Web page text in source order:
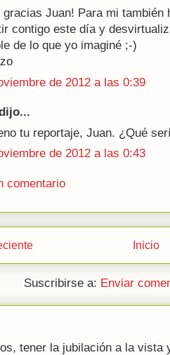
gracias Juan! Para mi también
contigo este día y
de lo que yo imaginé ;-)
de 2012 a las 0:39
tu reportaje, Juan. ¿Qué
de 2012 a las 0:43
comentario
Inicio
Suscribirse a: Enviar
tener la jubilación a la vista